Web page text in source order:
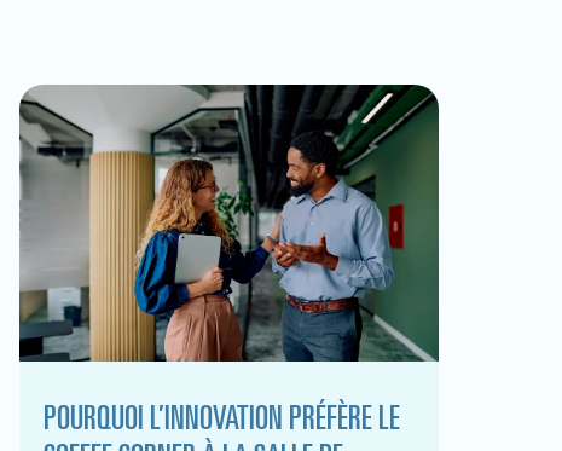
POURQUOI L’INNOVATION PRÉFÈRE LE